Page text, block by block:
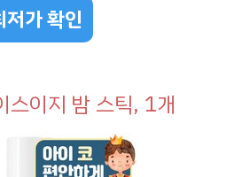
저가 확인
스이지 밤 스틱, 1개